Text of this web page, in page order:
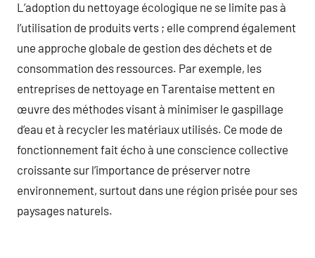
L’adoption du nettoyage écologique ne se limite pas à
l’utilisation de produits verts ; elle comprend également
une approche globale de gestion des déchets et de
consommation des ressources. Par exemple, les
entreprises de nettoyage en Tarentaise mettent en
œuvre des méthodes visant à minimiser le gaspillage
d’eau et à recycler les matériaux utilisés. Ce mode de
fonctionnement fait écho à une conscience collective
croissante sur l’importance de préserver notre
environnement, surtout dans une région prisée pour ses
paysages naturels.